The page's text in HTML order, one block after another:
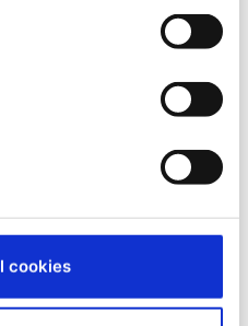
cookies
afirma
europeo en grifería y
sus catálogos de
la gestión de productos